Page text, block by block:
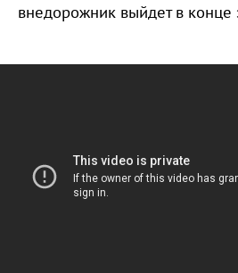
внедорожник выйдет в конце